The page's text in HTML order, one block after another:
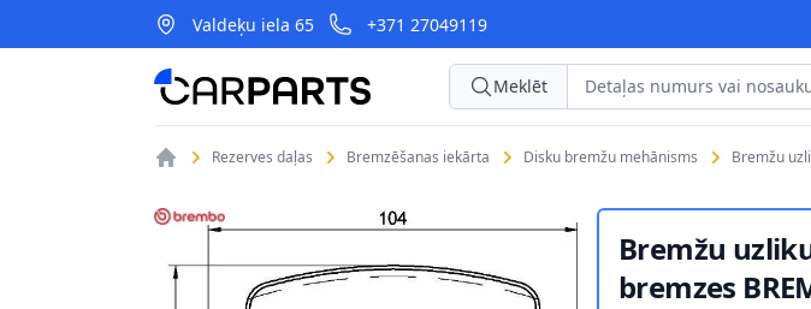
Valdeķu iela 65 +371 27049119
CarParts Meklēt
Rezerves daļas Bremzēšanas iekārta Disku bremžu mehānisms Bremžu
Bremžu
bremzes